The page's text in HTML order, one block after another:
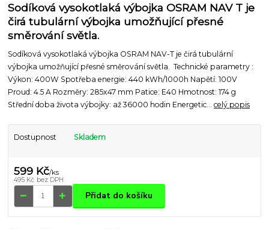
Sodíková vysokotlaká výbojka OSRAM NAV T je
čirá tubulární výbojka umožňující přesné
směrování světla.
Sodíková vysokotlaká výbojka OSRAM NAV-T je čirá tubulární
výbojka umožňující přesné směrování světla. Technické parametry :
Výkon: 400W Spotřeba energie: 440 kWh/1000h Napětí: 100V
Proud: 4.5 A Rozměry: 285x47 mm Patice: E40 Hmotnost: 174 g
Střední doba života výbojky: až 36000 hodin Energetic...celý popis
Dostupnost Skladem
599 Kč/ks
495 Kč bez DPH
Přidat do košíku